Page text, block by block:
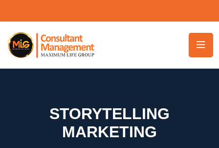
STORYTELLING
MARKETING